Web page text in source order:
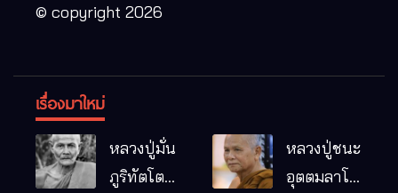
© copyright 2026
เรื่องมาใหม่
หลวงปู่มั่น
ภูริทัตโต
หลวงปู่ชนะ
อุตตมลาโภ